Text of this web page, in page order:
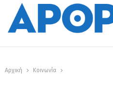
Αρχική Κοινωνία